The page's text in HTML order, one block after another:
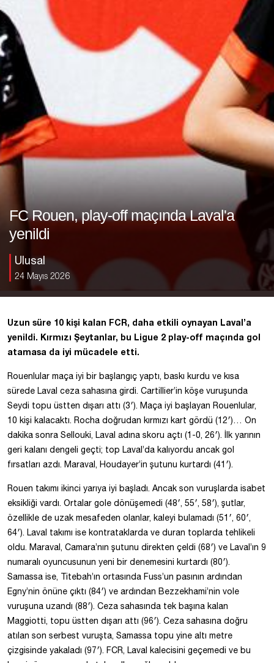
FC Rouen, play-off maçında Laval'a
yenildi
Ulusal
24 Mayıs 2026
Uzun süre 10 kişi kalan FCR, daha etkili oynayan Laval’a
yenildi. Kırmızı Şeytanlar, bu Ligue 2 play-off maçında gol
atamasa da iyi mücadele etti.
Rouenlular maça iyi bir başlangıç yaptı, baskı kurdu ve kısa
sürede Laval ceza sahasına girdi. Cartillier’in köşe vuruşunda
Seydi topu üstten dışarı attı (3′). Maça iyi başlayan Rouenlular,
10 kişi kalacaktı. Rocha doğrudan kırmızı kart gördü (12′)… On
dakika sonra Sellouki, Laval adına skoru açtı (1-0, 26′). İlk yarının
geri kalanı dengeli geçti; top Laval’da kalıyordu ancak gol
fırsatları azdı. Maraval, Houdayer’in şutunu kurtardı (41′).
Rouen takımı ikinci yarıya iyi başladı. Ancak son vuruşlarda isabet
eksikliği vardı. Ortalar gole dönüşemedi (48′, 55′, 58′), şutlar,
özellikle de uzak mesafeden olanlar, kaleyi bulamadı (51′, 60′,
64′). Laval takımı ise kontrataklarda ve duran toplarda tehlikeli
oldu. Maraval, Camara’nın şutunu direkten çeldi (68′) ve Laval’ın 9
numaralı oyuncusunun yeni bir denemesini kurtardı (80′).
Samassa ise, Titebah’ın ortasında Fuss’un pasının ardından
Egny’nin önüne çıktı (84′) ve ardından Bezzekhami’nin vole
vuruşuna uzandı (88′). Ceza sahasında tek başına kalan
Maggiotti, topu üstten dışarı attı (96′). Ceza sahasına doğru
atılan son serbest vuruşta, Samassa topu yine altı metre
çizgisinde yakaladı (97′). FCR, Laval kalecisini geçemedi ve bu